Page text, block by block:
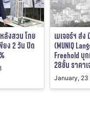
ลังสวน โกย
ยง 2 วัน ปิด
เมเจอร์ฯ ส่
(MUNIQ
Freehold บุ
28ชั้น ราคา
January, 23